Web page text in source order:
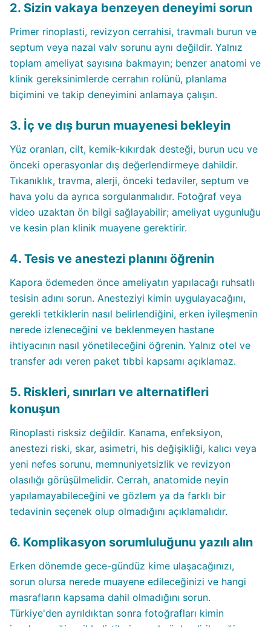
2. Sizin vakaya benzeyen deneyimi sorun
Primer rinoplasti, revizyon cerrahisi, travmalı burun ve
septum veya nazal valv sorunu aynı değildir. Yalnız
toplam ameliyat sayısına bakmayın; benzer anatomi ve
klinik gereksinimlerde cerrahın rolünü, planlama
biçimini ve takip deneyimini anlamaya çalışın.
3. İç ve dış burun muayenesi bekleyin
Yüz oranları, cilt, kemik-kıkırdak desteği, burun ucu ve
önceki operasyonlar dış değerlendirmeye dahildir.
Tıkanıklık, travma, alerji, önceki tedaviler, septum ve
hava yolu da ayrıca sorgulanmalıdır. Fotoğraf veya
video uzaktan ön bilgi sağlayabilir; ameliyat uygunluğu
ve kesin plan klinik muayene gerektirir.
4. Tesis ve anestezi planını öğrenin
Kapora ödemeden önce ameliyatın yapılacağı ruhsatlı
tesisin adını sorun. Anesteziyi kimin uygulayacağını,
gerekli tetkiklerin nasıl belirlendiğini, erken iyileşmenin
nerede izleneceğini ve beklenmeyen hastane
ihtiyacının nasıl yönetileceğini öğrenin. Yalnız otel ve
transfer adı veren paket tıbbi kapsamı açıklamaz.
5. Riskleri, sınırları ve alternatifleri
konuşun
Rinoplasti risksiz değildir. Kanama, enfeksiyon,
anestezi riski, skar, asimetri, his değişikliği, kalıcı veya
yeni nefes sorunu, memnuniyetsizlik ve revizyon
olasılığı görüşülmelidir. Cerrah, anatomide neyin
yapılamayabileceğini ve gözlem ya da farklı bir
tedavinin seçenek olup olmadığını açıklamalıdır.
6. Komplikasyon sorumluluğunu yazılı alın
Erken dönemde gece-gündüz kime ulaşacağınızı,
sorun olursa nerede muayene edileceğinizi ve hangi
masrafların kapsama dahil olmadığını sorun.
Türkiye'den ayrıldıktan sonra fotoğrafları kimin